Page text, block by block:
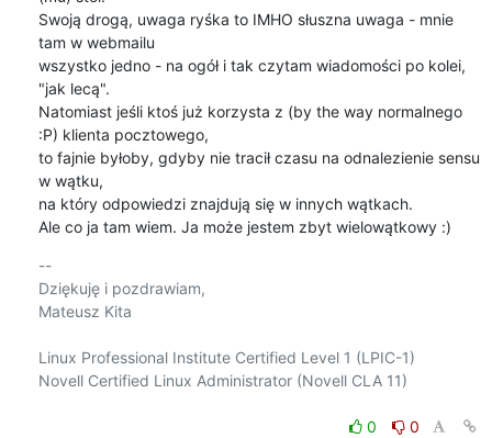
Swoją drogą, uwaga ryśka to IMHO słuszna uwaga - mnie
tam w webmailu
wszystko jedno - na ogół i tak czytam wiadomości po kolei,
"jak lecą".
Natomiast jeśli ktoś już korzysta z (by the way normalnego
:P) klienta pocztowego,
to fajnie byłoby, gdyby nie tracił czasu na odnalezienie sensu
w wątku,
na który odpowiedzi znajdują się w innych wątkach.
Ale co ja tam wiem. Ja może jestem zbyt wielowątkowy :)
--
Dziękuję i pozdrawiam,
Mateusz Kita
Linux Professional Institute Certified Level 1 (LPIC-1)
Novell Certified Linux Administrator (Novell CLA 11)
0
0